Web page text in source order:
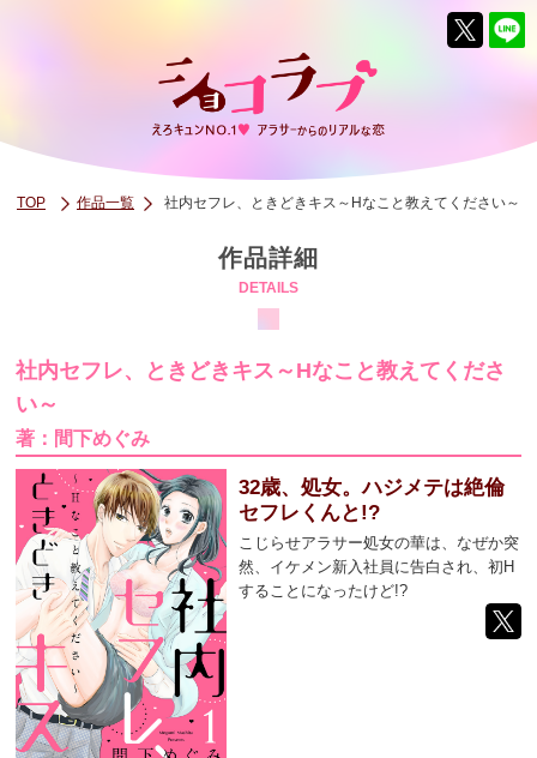
TOP 作品一覧 社内セフレ、ときどきキス～Hなこと教えてください～
作品詳細
DETAILS
社内セフレ、ときどきキス～Hなこと教えてくださ
い～
著：間下めぐみ
32歳、処女。ハジメテは絶倫
セフレくんと!?
こじらせアラサー処女の華は、なぜか突
然、イケメン新入社員に告白され、初H
することになったけど!?